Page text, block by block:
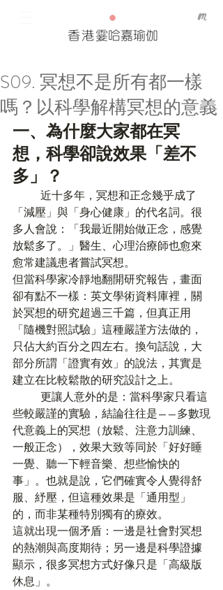
香港霎哈嘉瑜伽
Our Recent Posts
Tags
S09. 冥想不是所有都一樣
嗎？以科學解構冥想的意義
一、為什麼大家都在冥
想，科學卻說效果「差不
多」？
「減壓」與「身心健康」的代名詞。很
多人會說：「我最近開始做正念，感覺
放鬆多了。」醫生、心理治療師也愈來
愈常建議患者嘗試冥想。
但當科學家冷靜地翻開研究報告，畫面
卻有點不一樣：英文學術資料庫裡，關
於冥想的研究超過三千篇，但真正用
「隨機對照試驗」這種嚴謹方法做的，
只佔大約百分之四左右。換句話說，大
部分所謂「證實有效」的說法，其實是
建立在比較鬆散的研究設計之上。
些較嚴謹的實驗，結論往往是——多數現
代意義上的冥想（放鬆、注意力訓練、
一般正念），效果大致等同於「好好睡
一覺、聽一下輕音樂、想些愉快的
事」。也就是說，它們確實令人覺得舒
服、紓壓，但這種效果是「通用型」
的，而非某種特別獨有的療效。
這就出現一個矛盾：一邊是社會對冥想
的熱潮與高度期待；另一邊是科學證據
顯示，很多冥想方式好像只是「高級版
休息」。